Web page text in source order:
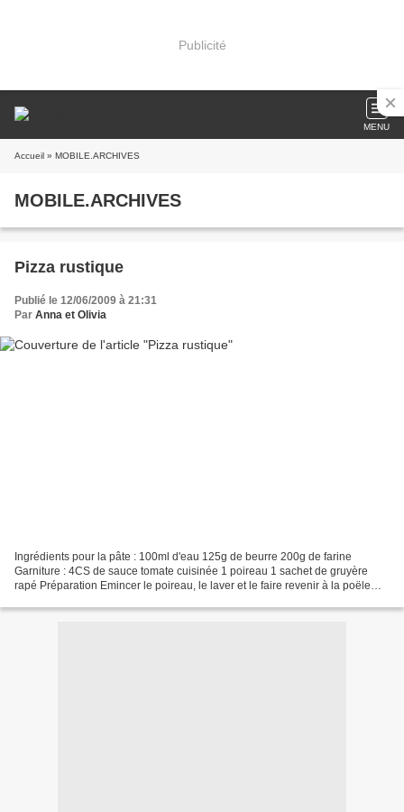
Publicité
MENU
Accueil » MOBILE.ARCHIVES
MOBILE.ARCHIVES
Pizza rustique
Publié le 12/06/2009 à 21:31
Par Anna et Olivia
Ingrédients pour la pâte : 100ml d'eau 125g de beurre 200g de farine
Garniture : 4CS de sauce tomate cuisinée 1 poireau 1 sachet de gruyère
rapé Préparation Emincer le poireau, le laver et le faire revenir à la poële